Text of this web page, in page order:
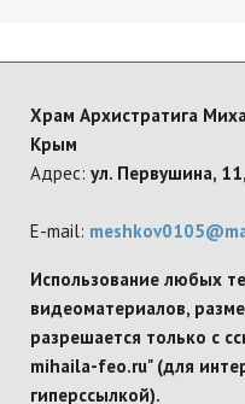
Храм Архистратига
Крым
Адрес: ул. Первушина,
E-mail:
Использование любых
видеоматериалов,
разрешается только с
mihaila-feo.ru" (для
гиперссылкой).